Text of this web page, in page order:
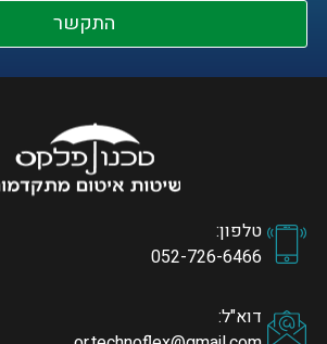
התקשר
טלפון:
052-726-6466
דוא"ל: